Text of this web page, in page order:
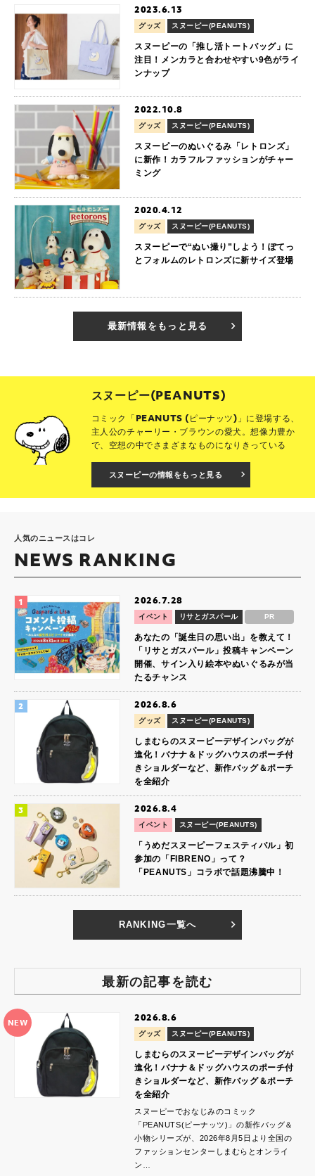
2023.6.13
グッズ スヌーピー(PEANUTS)
スヌーピーの「推し活トートバッグ」に
注目！メンカラと合わせやすい9色がライ
ンナップ
2022.10.8
グッズ スヌーピー(PEANUTS)
スヌーピーのぬいぐるみ「レトロンズ」
に新作！カラフルファッションがチャー
ミング
2020.4.12
グッズ スヌーピー(PEANUTS)
スヌーピーで“ぬい撮り”しよう！ぽてっ
とフォルムのレトロンズに新サイズ登場
最新情報をもっと見る
スヌーピー(PEANUTS)
コミック「PEANUTS (ピーナッツ)」に登場する、
主人公のチャーリー・ブラウンの愛犬。想像力豊か
で、空想の中でさまざまなものになりきっている
スヌーピーの情報をもっと見る
人気のニュースはコレ
NEWS RANKING
2026.7.28
イベント リサとガスパール PR
あなたの「誕生日の思い出」を教えて！
「リサとガスパール」投稿キャンペーン
開催、サイン入り絵本やぬいぐるみが当
たるチャンス
2026.8.6
グッズ スヌーピー(PEANUTS)
しまむらのスヌーピーデザインバッグが
進化！バナナ＆ドッグハウスのポーチ付
きショルダーなど、新作バッグ＆ポーチ
を全紹介
2026.8.4
イベント スヌーピー(PEANUTS)
「うめだスヌーピーフェスティバル」初
参加の「FIBRENO」って？
「PEANUTS」コラボで話題沸騰中！
RANKING一覧へ
最新の記事を読む
NEW 2026.8.6
グッズ スヌーピー(PEANUTS)
しまむらのスヌーピーデザインバッグが
進化！バナナ＆ドッグハウスのポーチ付
きショルダーなど、新作バッグ＆ポーチ
を全紹介
スヌーピーでおなじみのコミック
「PEANUTS(ピーナッツ)」の新作バッグ＆
小物シリーズが、2026年8月5日より全国の
ファッションセンターしまむらとオンライ
ン…